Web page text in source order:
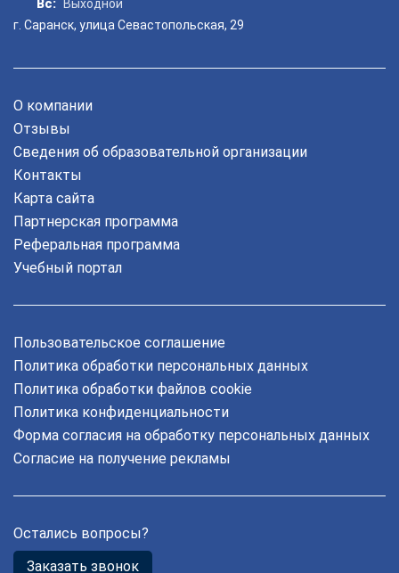
Вс:
Выходной
г. Саранск, улица Севастопольская, 29
О компании
Отзывы
Сведения об образовательной организации
Контакты
Карта сайта
Партнерская программа
Реферальная программа
Учебный портал
Пользовательское соглашение
Политика обработки персональных данных
Политика обработки файлов cookie
Политика конфиденциальности
Форма согласия на обработку персональных данных
Согласие на получение рекламы
Остались вопросы?
Заказать звонок
Свяжитесь с нами через любой удобный мессенджер!
Vkontakte
Max